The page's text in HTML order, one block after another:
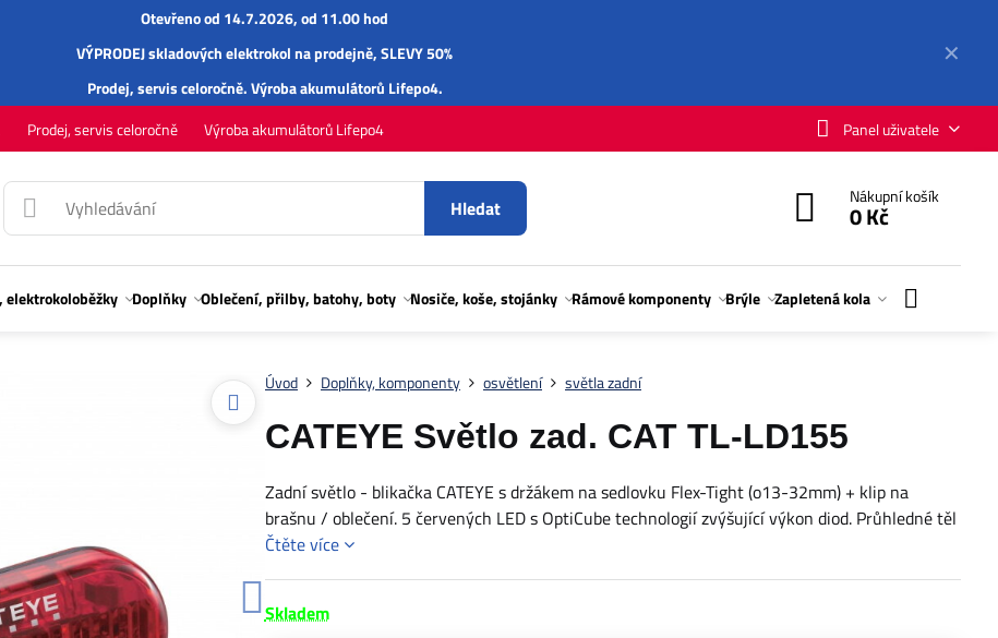
✕
Otevřeno od 14.7.2026, od 11.00 hod
VÝPRODEJ skladových elektrokol na prodejně, SLEVY 50%
Prodej,servisceloročně.Výroba akumulátorů Lifepo4.
Prodej, servis celoročně Výroba akumulátorů Lifepo4 Panel uživatele
Hledat Nákupní košík
0 Kč
Doplňky Oblečení, přilby, batohy, boty Nosiče, koše, stojánky Rámové komponenty Brýle Zapletená kola
Úvod Doplňky, komponenty osvětlení světla zadní
CATEYE Světlo zad. CAT TL-LD155
Zadní světlo - blikačka CATEYE s držákem na sedlovku Flex-Tight (o13-32mm) + klip na
brašnu / oblečení. 5 červených LED s OptiCube technologií zvýšující výkon diod. Průhledné těl
Čtěte více
Skladem